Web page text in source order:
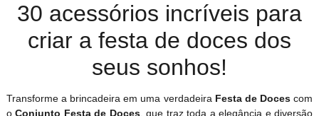
30 acessórios incríveis para
criar a festa de doces dos
seus sonhos!
Transforme a brincadeira em uma verdadeira Festa de Docescom
oConjunto Festa de Doces, que traz toda a elegância e diversão